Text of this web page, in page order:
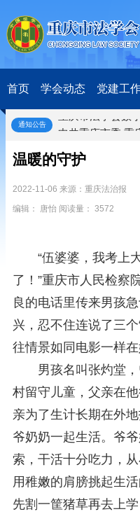
首页 学会动态 党建工
通知公告
征稿启事
温暖的守护
2022-11-06 来源：重庆法治报
编辑： 唐怡 阅读量： 3572
“伍婆婆，我考上大
了！”重庆市人民检察
良的电话里传来男孩
兴，忍不住连说了三
往情景如同电影一样在
男孩名叫张灼堂，
村留守儿童，父亲在
亲为了生计长期在外
爷奶奶一起生活。爷
索，干活十分吃力，
用稚嫩的肩膀挑起生
先割一筐猪草再去上